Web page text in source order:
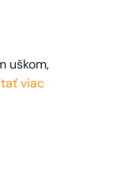
uškom,
viac